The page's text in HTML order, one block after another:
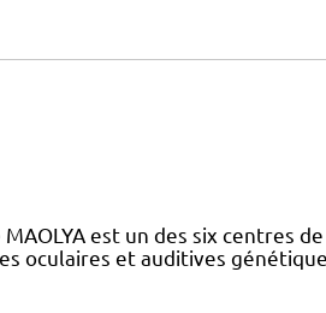
est un des six centres
oculaires et auditives